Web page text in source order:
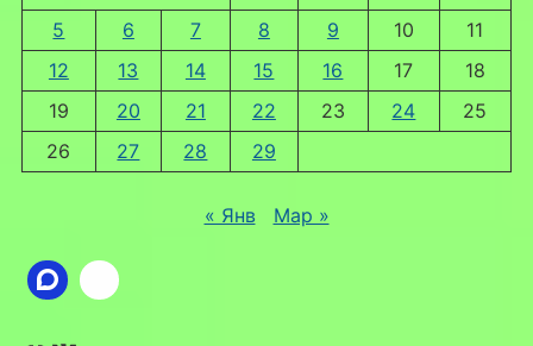
5
6 7 8 9 10
11
12
13 14 15 16 17
18
19
20 21 22 23 24
25
26
27 28 29
« Янв Мар »
Ссылка